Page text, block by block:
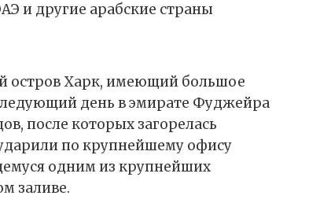
и другие арабские страны
остров Харк, имеющий большое
день в эмирате Фуджейра
после которых загорелась
по крупнейшему офису
одним из крупнейших
заливе.